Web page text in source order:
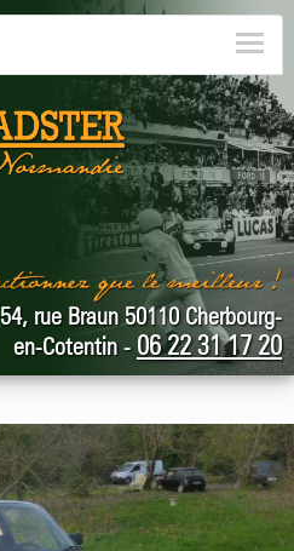
54, rue Braun 50110 Cherbourg-
en-Cotentin - 06 22 31 17 20